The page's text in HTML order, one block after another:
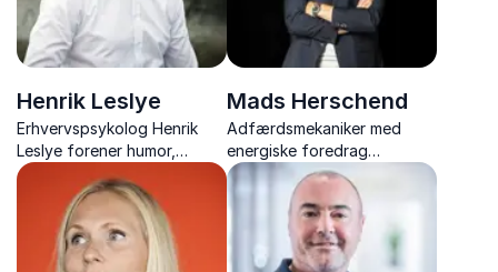
Henrik Leslye
Erhvervspsykolog Henrik
Leslye forener humor,
forskning og erfaring i
inspirerende foredrag om
trivsel og motivation.
Mads Herschend
Adfærdsmekaniker med
energiske foredrag
om psykologisk tryghed,
samarbejde, trivsel og
ledelse, med konkrete
værktøjer, som I kan
implementere i jeres